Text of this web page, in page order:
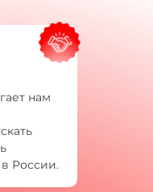
нам
в России.